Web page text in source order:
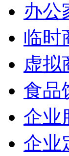
办公
临时
虚拟
食品
企业
企业